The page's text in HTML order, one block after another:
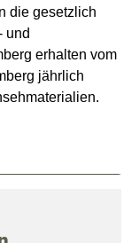
die gesetzlich
und
erhalten vom
jährlich